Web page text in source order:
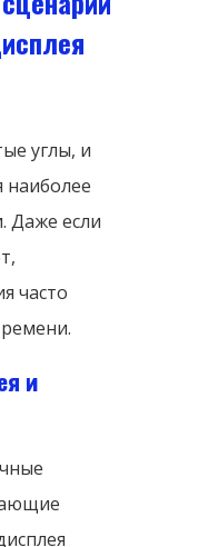
углы, и
наиболее
Даже если
часто
и